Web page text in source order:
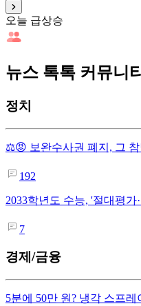
오늘 급상승
뉴스 톡톡 커뮤니티
정치
⚖️😡 보완수사권 폐지, 그
192
2033학년도 수능, '절대평
7
경제/금융
5분에 50만 원? 냉각 스프